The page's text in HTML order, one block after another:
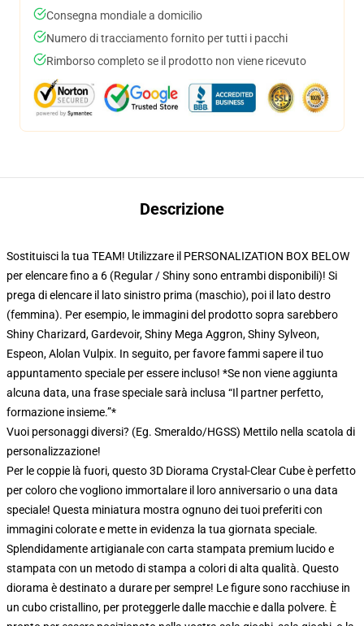
Consegna mondiale a domicilio
Numero di tracciamento fornito per tutti i pacchi
Rimborso completo se il prodotto non viene ricevuto
Descrizione
Sostituisci la tua TEAM! Utilizzare il PERSONALIZATION BOX BELOW
per elencare fino a 6 (Regular / Shiny sono entrambi disponibili)! Si
prega di elencare il lato sinistro prima (maschio), poi il lato destro
(femmina). Per esempio, le immagini del prodotto sopra sarebbero
Shiny Charizard, Gardevoir, Shiny Mega Aggron, Shiny Sylveon,
Espeon, Alolan Vulpix. In seguito, per favore fammi sapere il tuo
appuntamento speciale per essere incluso! *Se non viene aggiunta
alcuna data, una frase speciale sarà inclusa “Il partner perfetto,
formazione insieme.”*
Vuoi personaggi diversi? (Eg. Smeraldo/HGSS) Mettilo nella scatola di
personalizzazione!
Per le coppie là fuori, questo 3D Diorama Crystal-Clear Cube è perfetto
per coloro che vogliono immortalare il loro anniversario o una data
speciale! Questa miniatura mostra ognuno dei tuoi preferiti con
immagini colorate e mette in evidenza la tua giornata speciale.
Splendidamente artigianale con carta stampata premium lucido e
stampata con un metodo di stampa a colori di alta qualità. Questo
diorama è destinato a durare per sempre! Le figure sono racchiuse in
un cubo cristallino, per proteggerle dalle macchie e dalla polvere. È